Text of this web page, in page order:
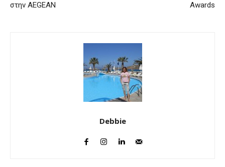
στην AEGEAN
Awards
Debbie